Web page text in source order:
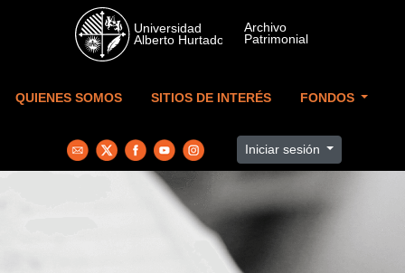
Skip to main content
QUIENES SOMOS SITIOS DE INTERÉS FONDOS
Iniciar sesión